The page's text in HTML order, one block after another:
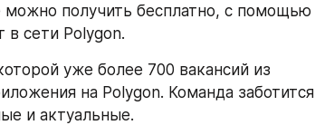
можно получить бесплатно, с помощью
в сети Polygon.
уже более 700 вакансий из
на Polygon. Команда заботится
и актуальные.